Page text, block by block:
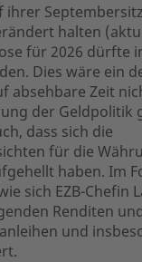
ihrer
halten
für 2026 dürfte
Dies wäre ein
absehbare Zeit
der Geldpolitik
dass sich die
für die
haben. Im
sich EZB-Chefin
Renditen
und